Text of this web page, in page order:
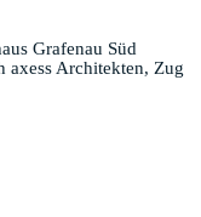
Grafenau Süd
axess Architekten, Zug